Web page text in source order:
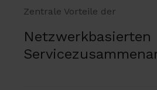
Zentrale Vorteile der
Netzwerkbasierten